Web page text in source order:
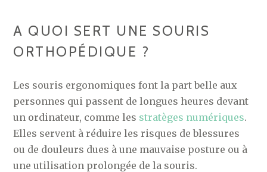
A QUOI SERT UNE SOURIS
ORTHOPÉDIQUE ?
Les souris ergonomiques font la part belle aux
personnes qui passent de longues heures devant
un ordinateur, comme les stratèges numériques.
Elles servent à réduire les risques de blessures
ou de douleurs dues à une mauvaise posture ou à
une utilisation prolongée de la souris.